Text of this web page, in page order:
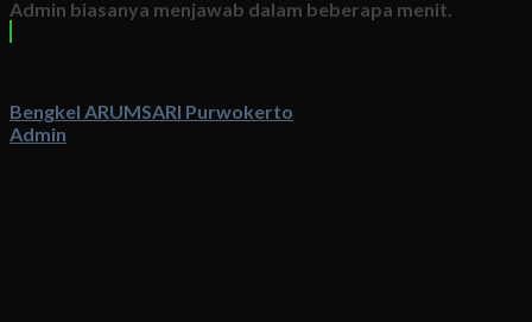
Admin biasanya menjawab dalam beberapa menit.
Bengkel ARUMSARI Purwokerto
Admin